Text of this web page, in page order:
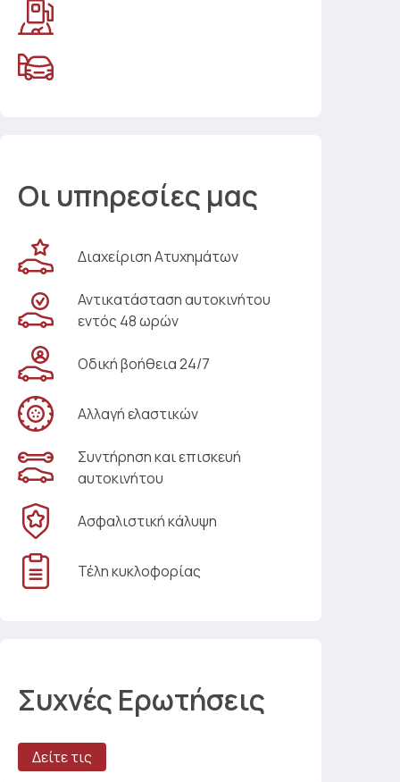
Οι υπηρεσίες μας
Διαχείριση Ατυχημάτων
Αντικατάσταση αυτοκινήτου
εντός 48 ωρών
Οδική βοήθεια 24/7
Αλλαγή ελαστικών
Συντήρηση και επισκευή
αυτοκινήτου
Ασφαλιστική κάλυψη
Τέλη κυκλοφορίας
Συχνές Ερωτήσεις
Δείτε τις